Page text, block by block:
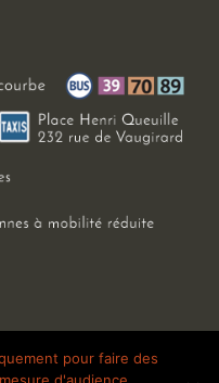
réservés | Mentions légales
pour faire des